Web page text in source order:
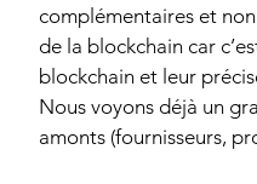
complémentaires et
de la blockchain car
blockchain et leur
Nous voyons déjà un
amonts (fournisseurs,